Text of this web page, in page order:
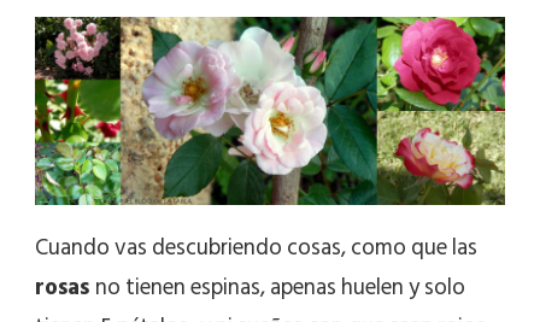
Cuando vas descubriendo cosas, como que las
rosasno tienen espinas, apenas huelen y solo